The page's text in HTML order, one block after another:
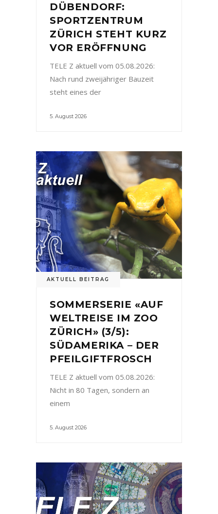
DÜBENDORF:
SPORTZENTRUM
ZÜRICH STEHT KURZ
VOR ERÖFFNUNG
TELE Z aktuell vom 05.08.2026:
Nach rund zweijähriger Bauzeit
steht eines der
5. August 2026
AKTUELL BEITRAG
SOMMERSERIE «AUF
WELTREISE IM ZOO
ZÜRICH» (3/5):
SÜDAMERIKA – DER
PFEILGIFTFROSCH
TELE Z aktuell vom 05.08.2026:
Nicht in 80 Tagen, sondern an
einem
5. August 2026